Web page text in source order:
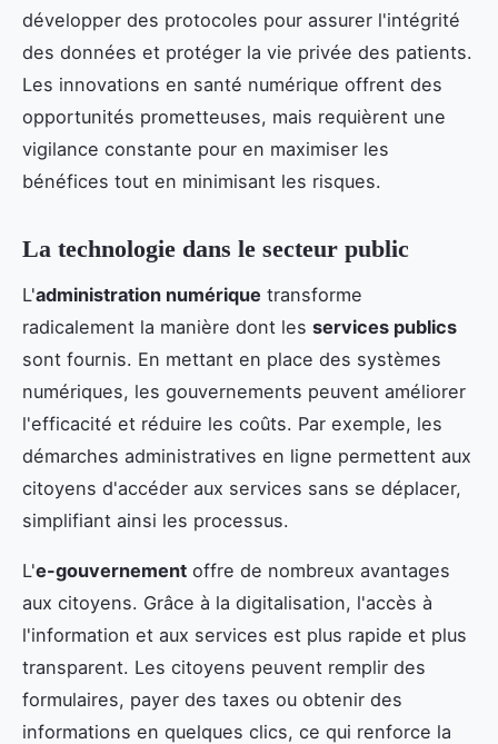
développer des protocoles pour assurer l'intégrité
des données et protéger la vie privée des patients.
Les innovations en santé numérique offrent des
opportunités prometteuses, mais requièrent une
vigilance constante pour en maximiser les
bénéfices tout en minimisant les risques.
La technologie dans le secteur public
L'administration numérique transforme
radicalement la manière dont les services publics
sont fournis. En mettant en place des systèmes
numériques, les gouvernements peuvent améliorer
l'efficacité et réduire les coûts. Par exemple, les
démarches administratives en ligne permettent aux
citoyens d'accéder aux services sans se déplacer,
simplifiant ainsi les processus.
L'e-gouvernement offre de nombreux avantages
aux citoyens. Grâce à la digitalisation, l'accès à
l'information et aux services est plus rapide et plus
transparent. Les citoyens peuvent remplir des
formulaires, payer des taxes ou obtenir des
informations en quelques clics, ce qui renforce la